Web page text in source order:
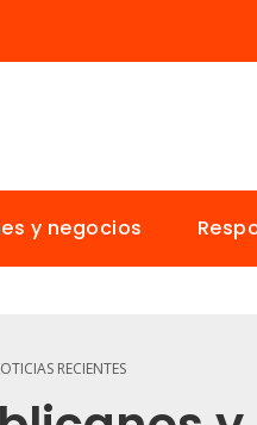
y negocios
RECIENTES